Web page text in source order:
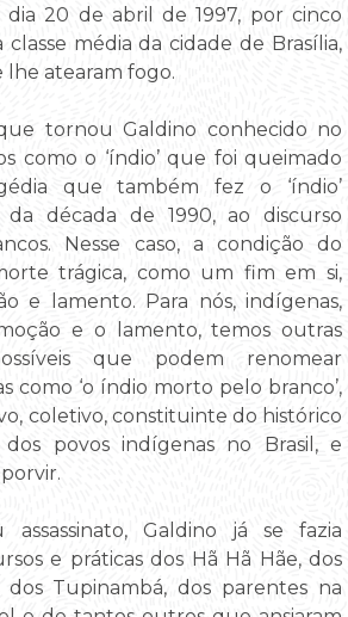
20 de abril de 1997, por cinco
média da cidade de Brasília,
lhe atearam fogo.
tornou Galdino conhecido no
como o ‘índio’ que foi queimado
que também fez o ‘índio’
década de 1990, ao discurso
Nesse caso, a condição do
trágica, como um fim em si,
e lamento. Para nós, indígenas,
e o lamento, temos outras
que podem renomear
como ‘o índio morto pelo branco’,
coletivo, constituinte do histórico
povos indígenas no Brasil, e
Galdino já se fazia
e práticas dos Hã Hã Hãe, dos
dos Tupinambá, dos parentes na